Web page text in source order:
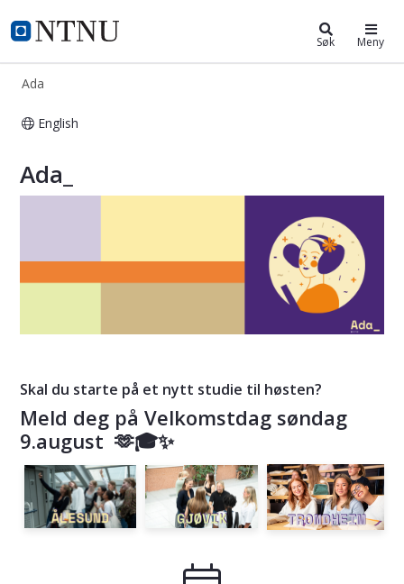
NTNU Hjemmeside
Ada Søk Meny
Ada
English
Ada_
Skal du starte på et nytt studie til høsten?
Meld deg på Velkomstdag søndag
9.august 🫶🎓✨